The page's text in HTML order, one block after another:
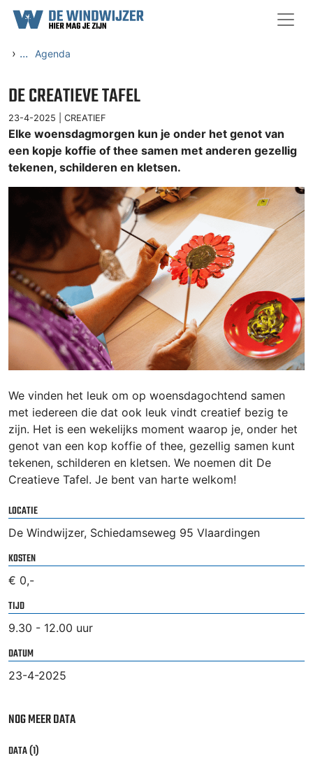
Ga naar content
› ... Agenda
DE CREATIEVE TAFEL
23-4-2025 | CREATIEF
Elke woensdagmorgen kun je onder het genot van
een kopje koffie of thee samen met anderen gezellig
tekenen, schilderen en kletsen.
We vinden het leuk om op woensdagochtend samen
met iedereen die dat ook leuk vindt creatief bezig te
zijn. Het is een wekelijks moment waarop je, onder het
genot van een kop koffie of thee, gezellig samen kunt
tekenen, schilderen en kletsen. We noemen dit De
Creatieve Tafel. Je bent van harte welkom!
LOCATIE
De Windwijzer, Schiedamseweg 95 Vlaardingen
KOSTEN
€ 0,-
TIJD
9.30 - 12.00 uur
DATUM
23-4-2025
NOG MEER DATA
DATA (1)